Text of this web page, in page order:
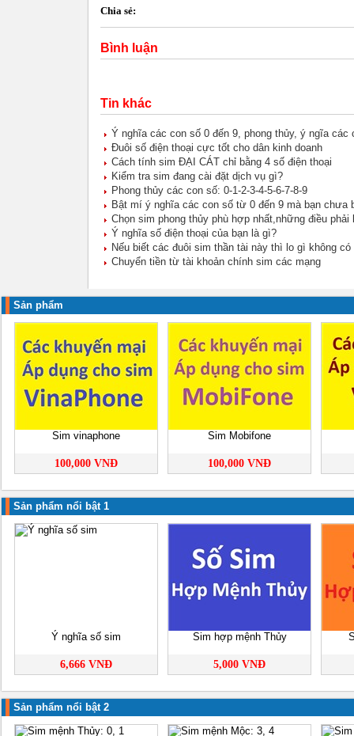
Chia sẻ:
Bình luận
Tin khác
Ý nghĩa các con số 0 đến 9, phong thủy, ý ngĩa các
Đuôi số điện thoại cực tốt cho dân kinh doanh
Cách tính sim ĐẠI CÁT chỉ bằng 4 số điện thoại
Kiểm tra sim đang cài đặt dịch vụ gì?
Phong thủy các con số: 0-1-2-3-4-5-6-7-8-9
Bật mí ý nghĩa các con số từ 0 đến 9 mà bạn chưa
Chọn sim phong thủy phù hợp nhất,những điều phải
Ý nghĩa số điện thoại của bạn là gì?
Nếu biết các đuôi sim thần tài này thì lo gì không có
Chuyển tiền từ tài khoản chính sim các mạng
Sản phẩm
Sim vinaphone
100,000 VNĐ
Sim Mobifone
100,000 VNĐ
Sản phẩm nổi bật 1
Ý nghĩa số sim
6,666 VNĐ
Sim hợp mệnh Thủy
5,000 VNĐ
Sản phẩm nổi bật 2